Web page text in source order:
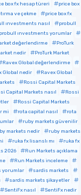
box fx hesap türeri
price box
ve çekme
price box fx
ınvestments nasıl
probull
ınvestments yorumlar
değerlendirme
ProTurk
nedir
ProTurk Market
Ravex Global değerlendirme
Global nedir
Ravex Global
Rossi Capital Markets
Capital Markets nasıl
Rossi
Rossi Capital Markets
mi rota capital nasıl
rota
ruby markets güvenilir
markets nedir
ruby markets
ruka fx lisanslı mı
ruka fx
2026
Run Markets açıklama
Run Markets inceleme
yorumlar
sardis markets
sardis markets şikayetler
SentiFx nasıl
SentiFx nedir